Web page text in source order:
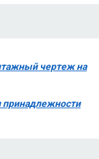
чертеж на